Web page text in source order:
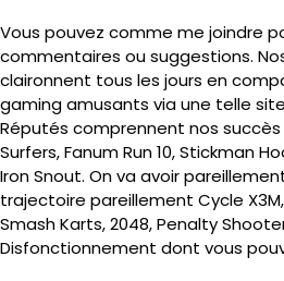
Vous pouvez comme me joindre
commentaires ou suggestions.
claironnent tous les jours en
gaming amusants via une telle
Réputés comprennent nos
Surfers, Fanum Run 10, Stickman
Iron Snout. On va avoir
trajectoire pareillement Cycle
Smash Karts, 2048, Penalty
Disfonctionnement dont vous